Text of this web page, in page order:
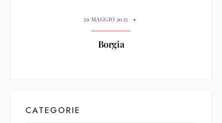
29 MAGGIO 2025 •
Borgia
CATEGORIE